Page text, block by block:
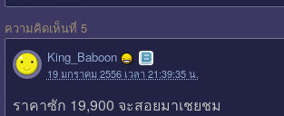
ความคิดเห็นที่ 5
King_Baboon
19 มกราคม 2556 เวลา 21:39:35 น.
ราคาซัก 19,900 จะสอยมาเชยชม